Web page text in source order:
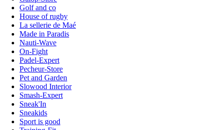
Golf and co
House of rugby
La sellerie de Maé
Made in Paradis
Nauti-Wave
On-Fight
Padel-Expert
Pecheur-Store
Pet and Garden
Slowood Interior
Smash-Expert
Sneak'In
Sneakids
Sport is good